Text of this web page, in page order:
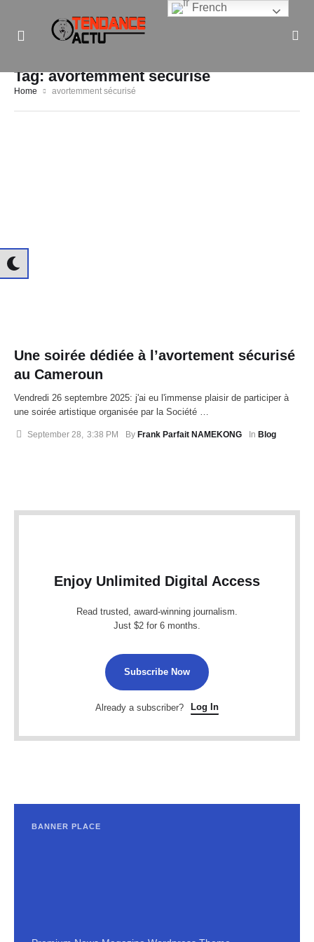
Informe Pour Bâtir / Inform To Build
Tag:avortemment sécurisé
Home avortemment sécurisé
Une soirée dédiée à l’avortement sécurisé
au Cameroun
Vendredi 26 septembre 2025: j'ai eu l'immense plaisir de participer à
une soirée artistique organisée par la Société …
September 28 3:38 PM By Frank Parfait NAMEKONG In Blog
Enjoy Unlimited Digital Access
Read trusted, award-winning journalism.
Just $2 for 6 months.
Subscribe Now
Already a subscriber? Log In
BANNER PLACE
French